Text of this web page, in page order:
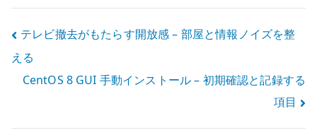
投
稿
ナ
ビ
テレビ撤去がもたらす開放感 – 部屋と情報ノイズを整
える
CentOS 8 GUI 手動インストール – 初期確認と記録する
項目